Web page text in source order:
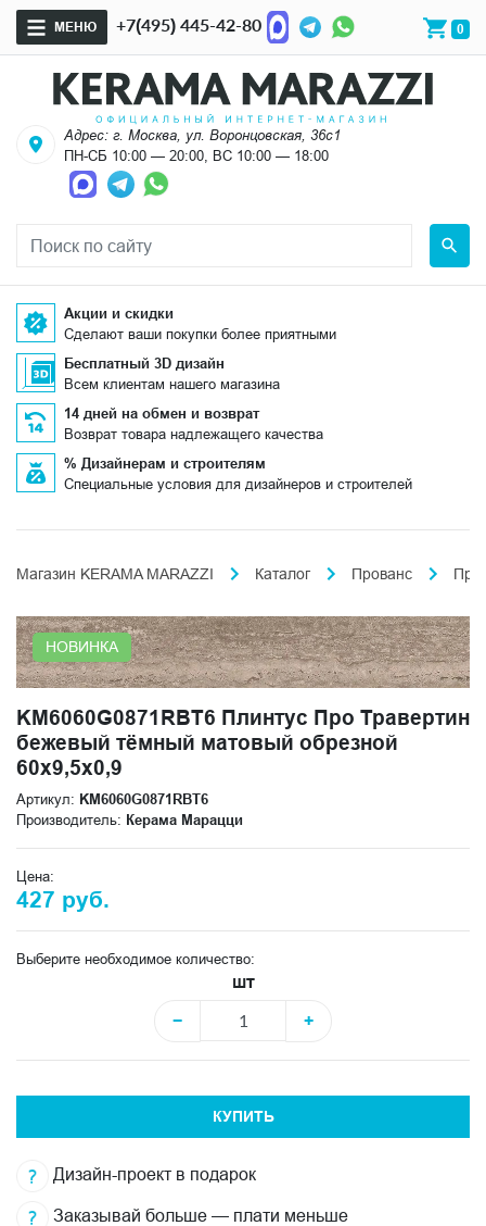
МЕНЮ +7(495) 445-42-80 0
Адрес: г. Москва, ул. Воронцовская, 36с1
ПН-СБ 10:00 — 20:00, ВС 10:00 — 18:00
Акции и скидки
Сделают ваши покупки более приятными
Бесплатный 3D дизайн
Всем клиентам нашего магазина
14 дней на обмен и возврат
Возврат товара надлежащего качества
% Дизайнерам и строителям
Специальные условия для дизайнеров и строителей
Магазин KERAMA MARAZZI Каталог Прованс Про
НОВИНКА
KM6060G0871RBT6 Плинтус Про Травертин
бежевый тёмный матовый обрезной
60x9,5x0,9
Артикул: KM6060G0871RBT6
Производитель: Керама Марацци
Цена:
427 руб.
Выберите необходимое количество:
шт
−
+
КУПИТЬ
Дизайн-проект в подарок
Заказывай больше — плати меньше